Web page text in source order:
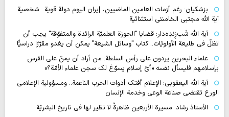
بزشكيان: رغم أزمات العامين الماضيين، إيران اليوم دولة قوية.. شخصية
آية الله مجتبى الخامنئي استثنائية
آية اللّه شَب‌زِندِه‌دار: قضايا "الحوزة العلميّة الرائدة والمتفوّقة" يجب أن
تظلّ في طليعة الأولويّات.. كتاب "وسائل الشيعة" يمكن أن يغدو مقرّرًا دراسيًّا
علماء البحرين يردون على رأس السلطة: من أراد أن يمنّ على الفرس
بإسلامهم فليسأل نفسه «أيّ إسلام يسوّغ لك سجن علماء الأمّة؟»
آية الله اليعقوبي: الإعلام أفتك أدوات الحرب الناعمة.. ومسؤولية الإعلامي
الورع تقتضي صناعة الوعي وخدمة الإنسان
الأستاذ رشاد: مسيرة الأربعين ظاهرةٌ لا نظير لها في تاريخ البشريّة